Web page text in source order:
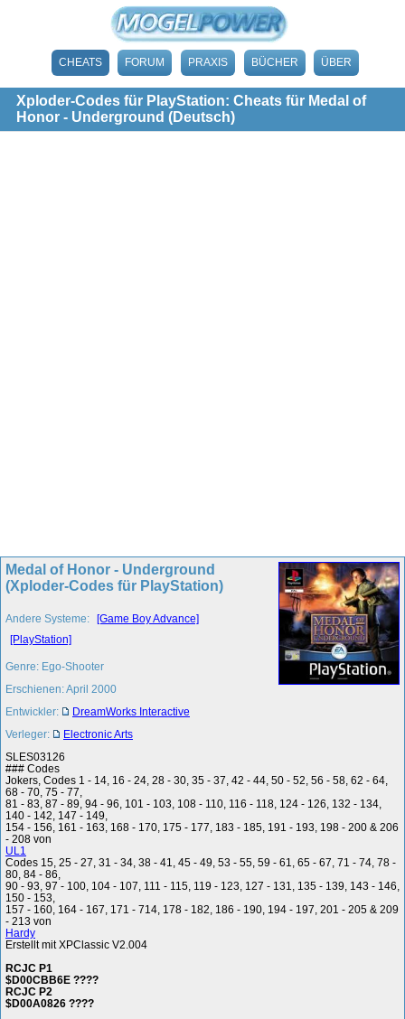
CHEATS FORUM PRAXIS BÜCHER ÜBER
Xploder-Codes für PlayStation: Cheats für Medal of
Honor - Underground (Deutsch)
Medal of Honor - Underground
(Xploder-Codes für PlayStation)
Andere Systeme: [Game Boy Advance]
[PlayStation]
Genre: Ego-Shooter
Erschienen: April 2000
Entwickler:
DreamWorks Interactive
Verleger:
Electronic Arts
SLES03126
### Codes
Jokers, Codes 1 - 14, 16 - 24, 28 - 30, 35 - 37, 42 - 44, 50 - 52, 56 - 58, 62 - 64,
68 - 70, 75 - 77,
81 - 83, 87 - 89, 94 - 96, 101 - 103, 108 - 110, 116 - 118, 124 - 126, 132 - 134,
140 - 142, 147 - 149,
154 - 156, 161 - 163, 168 - 170, 175 - 177, 183 - 185, 191 - 193, 198 - 200 & 206
- 208 von
UL1
Codes 15, 25 - 27, 31 - 34, 38 - 41, 45 - 49, 53 - 55, 59 - 61, 65 - 67, 71 - 74, 78 -
80, 84 - 86,
90 - 93, 97 - 100, 104 - 107, 111 - 115, 119 - 123, 127 - 131, 135 - 139, 143 - 146,
150 - 153,
157 - 160, 164 - 167, 171 - 714, 178 - 182, 186 - 190, 194 - 197, 201 - 205 & 209
- 213 von
Hardy
Erstellt mit XPClassic V2.004
RCJC P1
$D00CBB6E ????
RCJC P2
$D00A0826 ????